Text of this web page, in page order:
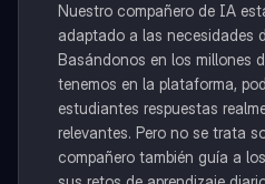
Nuestro compañero de IA
adaptado a las necesidades
Basándonos en los millones
tenemos en la plataforma,
estudiantes respuestas
relevantes. Pero no se trata
compañero también guía a